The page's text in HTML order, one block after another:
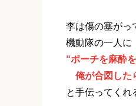
李は傷の塞がっ
機動隊の一人に
“ポーチを麻酔
俺が合図した
と手伝ってくれ